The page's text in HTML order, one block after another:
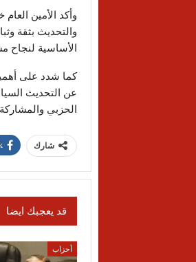
وأكد الأمين
والتحديث بثقة
الأساسية لنجاح
كما شدد على
عن التحديث
الحزبي
شارك
قد يعجبك ايضا
أحزاب